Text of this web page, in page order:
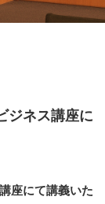
ジネス講座に
座にて講義いた